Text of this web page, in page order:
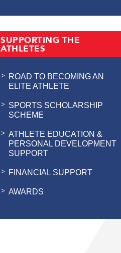
SUPPORTING THE
ATHLETES
ROAD TO BECOMING AN
ELITE ATHLETE
SPORTS SCHOLARSHIP
SCHEME
ATHLETE EDUCATION &
PERSONAL DEVELOPMENT
SUPPORT
FINANCIAL SUPPORT
AWARDS